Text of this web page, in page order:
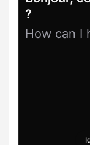
?
How can I